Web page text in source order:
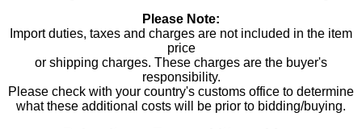
Please Note:
Import duties, taxes and charges are not included in the item
price
or shipping charges. These charges are the buyer's
responsibility.
Please check with your country's customs office to determine
what these additional costs will be prior to bidding/buying.